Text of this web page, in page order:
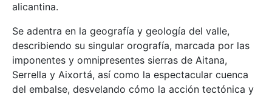
alicantina.
Se adentra en la geografía y geología del valle,
describiendo su singular orografía, marcada por las
imponentes y omnipresentes sierras de Aitana,
Serrella y Aixortá, así como la espectacular cuenca
del embalse, desvelando cómo la acción tectónica y